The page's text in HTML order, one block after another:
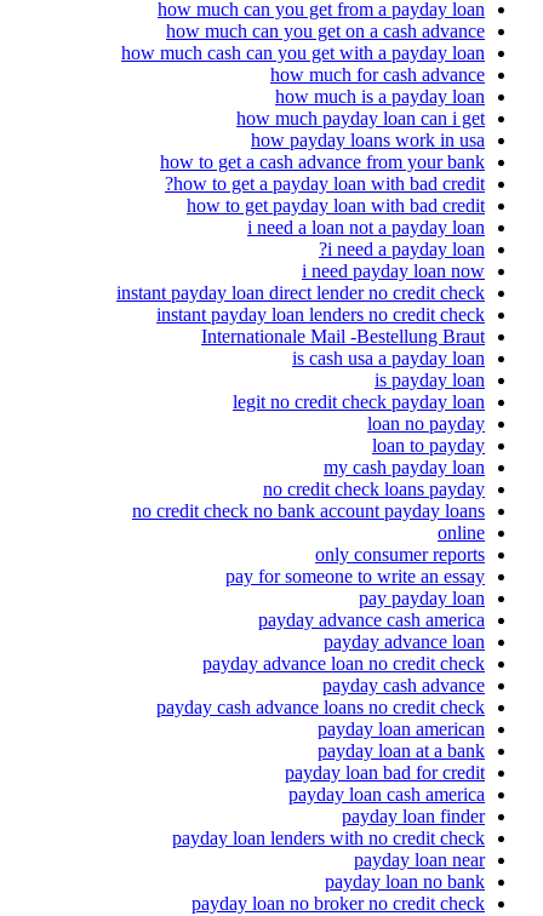
how much can you get from a payday loan
how much can you get on a cash advance
how much cash can you get with a payday loan
how much for cash advance
how much is a payday loan
how much payday loan can i get
how payday loans work in usa
how to get a cash advance from your bank
how to get a payday loan with bad credit?
how to get payday loan with bad credit
i need a loan not a payday loan
i need a payday loan?
i need payday loan now
instant payday loan direct lender no credit check
instant payday loan lenders no credit check
Internationale Mail -Bestellung Braut
is cash usa a payday loan
is payday loan
legit no credit check payday loan
loan no payday
loan to payday
my cash payday loan
no credit check loans payday
no credit check no bank account payday loans
online
only consumer reports
pay for someone to write an essay
pay payday loan
payday advance cash america
payday advance loan
payday advance loan no credit check
payday cash advance
payday cash advance loans no credit check
payday loan american
payday loan at a bank
payday loan bad for credit
payday loan cash america
payday loan finder
payday loan lenders with no credit check
payday loan near
payday loan no bank
payday loan no broker no credit check